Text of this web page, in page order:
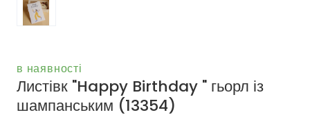
в наявності
Листівк "Happy Birthday " гьорл із
шампанським (13354)